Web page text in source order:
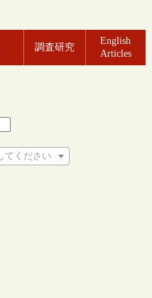
調査研究
English
Articles
てください